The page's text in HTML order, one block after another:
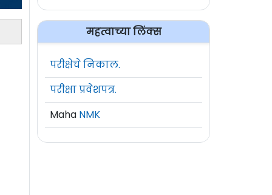
महत्वाच्या लिंक्स
परीक्षेचे निकाल.
परीक्षा प्रवेशपत्र.
Maha NMK